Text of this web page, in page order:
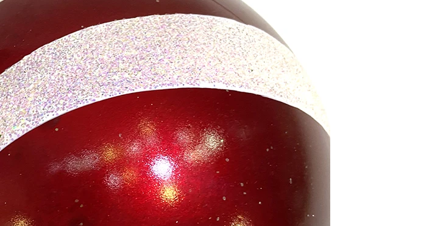
Cómo decorar calabazas artificiales para Halloween: una guía completa de estilos de imitación, espuma y cerámica
2026-05-22 15:37:50 2026-05-06 15:28:43